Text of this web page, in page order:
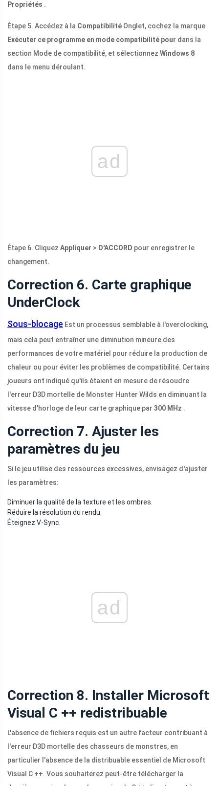
Propriétés .
Étape 5. Accédez à la Compatibilité Onglet, cochez la marque
Exécuter ce programme en mode compatibilité pour dans la
section Mode de compatibilité, et sélectionnez Windows 8
dans le menu déroulant.
ad
Étape 6. Cliquez Appliquer > D'ACCORD pour enregistrer le
changement.
Correction 6. Carte graphique
UnderClock
Sous-blocage Est un processus semblable à l'overclocking,
mais cela peut entraîner une diminution mineure des
performances de votre matériel pour réduire la production de
chaleur ou pour éviter les problèmes de compatibilité. Certains
joueurs ont indiqué qu'ils étaient en mesure de résoudre
l'erreur D3D mortelle de Monster Hunter Wilds en diminuant la
vitesse d'horloge de leur carte graphique par 300 MHz .
Correction 7. Ajuster les
paramètres du jeu
Si le jeu utilise des ressources excessives, envisagez d'ajuster
les paramètres:
Diminuer la qualité de la texture et les ombres.
Réduire la résolution du rendu.
Éteignez V-Sync.
ad
Correction 8. Installer Microsoft
Visual C ++ redistribuable
L'absence de fichiers requis est un autre facteur contribuant à
l'erreur D3D mortelle des chasseurs de monstres, en
particulier l'absence de la distribuable essentiel de Microsoft
Visual C ++. Vous souhaiterez peut-être télécharger la